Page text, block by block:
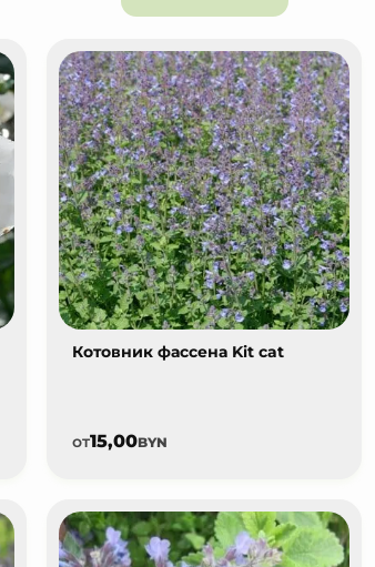
Котовник фассена Kit cat
от15,00BYN